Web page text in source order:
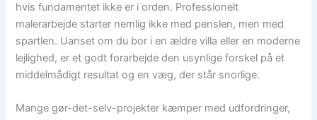
hvis fundamentet ikke er i orden. Professionelt
malerarbejde starter nemlig ikke med penslen, men med
spartlen. Uanset om du bor i en ældre villa eller en moderne
lejlighed, er et godt forarbejde den usynlige forskel på et
middelmådigt resultat og en væg, der står snorlige.
Mange gør-det-selv-projekter kæmper med udfordringer,